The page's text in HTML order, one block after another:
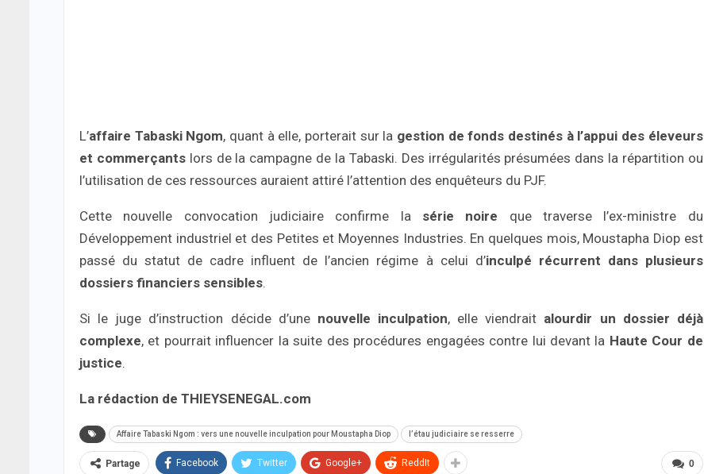
L’affaire Tabaski Ngom, quant à elle, porterait sur la gestion de fonds destinés à l’appui des éleveurs
et commerçantslors de la campagne de la Tabaski. Des irrégularités présumées dans la répartition ou
l’utilisation de ces ressources auraient attiré l’attention des enquêteurs du PJF.
Cette nouvelle convocation judiciaire confirme la série noire que traverse l’ex-ministre du
Développement industriel et des Petites et Moyennes Industries. En quelques mois, Moustapha Diop est
passé du statut de cadre influent de l’ancien régime à celui d’inculpé récurrent dans plusieurs
dossiers financiers sensibles.
Si le juge d’instruction décide d’une nouvelle inculpation, elle viendrait alourdir un dossier déjà
complexe, et pourrait influencer la suite des procédures engagées contre lui devant la Haute Cour de
justice.
La rédaction de THIEYSENEGAL.com
Affaire Tabaski Ngom : vers une nouvelle inculpation pour Moustapha Diop l’étau judiciaire se resserre
0
Partage Facebook Twitter Google+ ReddIt